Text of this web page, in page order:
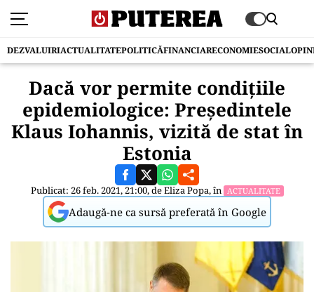
DEZVALUIRIACTUALITATEPOLITICĂFINANCIARECONOMIESOCIAL
Dacă vor permite condițiile
epidemiologice: Președintele
Klaus Iohannis, vizită de stat în
Estonia
Publicat: 26 feb. 2021, 21:00, deEliza Popa, în ACTUALITATE
Adaugă-ne ca sursă preferată în Google